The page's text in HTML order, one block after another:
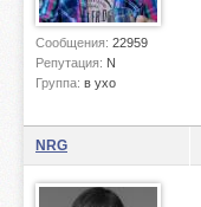
Сообщения: 22959
Репутация: N
Группа: в ухо
NRG